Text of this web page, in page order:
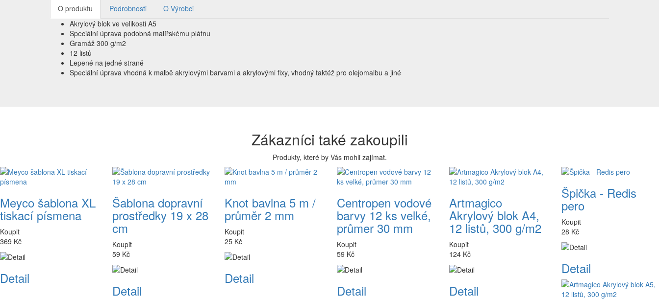
O produktu
Podrobnosti
O Výrobci
Akrylový blok ve velikosti A5
Speciální úprava podobná malířskému plátnu
Gramáž 300 g/m2
12 listů
Lepené na jedné straně
Speciální úprava vhodná k malbě akrylovými barvami a akrylovými fixy, vhodný taktéž pro olejomalbu a jiné
Zákazníci také zakoupili
Produkty, které by Vás mohli zajímat.
Meyco šablona XL
tiskací písmena
Koupit
369 Kč
Detail
Šablona dopravní
prostředky 19 x 28
cm
Koupit
59 Kč
Detail
Knot bavlna 5 m /
průměr 2 mm
Koupit
25 Kč
Detail
Centropen vodové
barvy 12 ks velké,
průmer 30 mm
Koupit
59 Kč
Detail
Artmagico
Akrylový blok A4,
12 listů, 300 g/m2
Koupit
124 Kč
Detail
Špička - Redis
pero
Koupit
28 Kč
Detail